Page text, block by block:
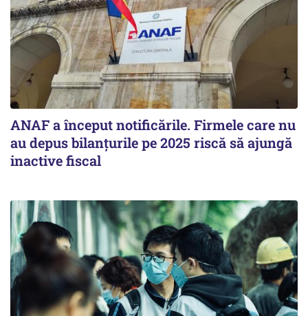
ANAF a început notificările. Firmele care nu
au depus bilanțurile pe 2025 riscă să ajungă
inactive fiscal